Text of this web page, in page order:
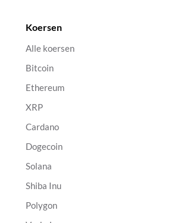
Koersen
Alle koersen
Bitcoin
Ethereum
XRP
Cardano
Dogecoin
Solana
Shiba Inu
Polygon